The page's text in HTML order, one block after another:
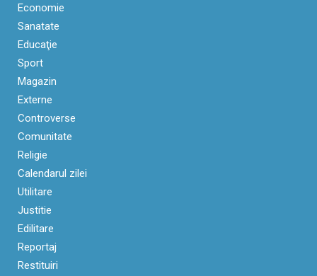
Economie
Sanatate
Educaţie
Sport
Magazin
Externe
Controverse
Comunitate
Religie
Calendarul zilei
Utilitare
Justitie
Edilitare
Reportaj
Restituiri